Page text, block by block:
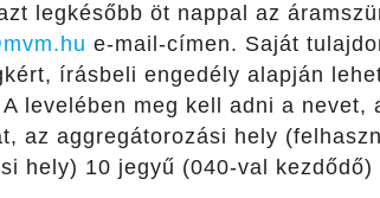
legkésőbb öt nappal az
e-mail-címen. Saját
írásbeli engedély alapján
levelében meg kell adni a nevet,
az aggregátorozási hely
hely) 10 jegyű (040-val